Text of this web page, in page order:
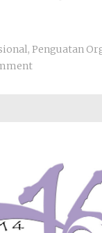
, Penguatan